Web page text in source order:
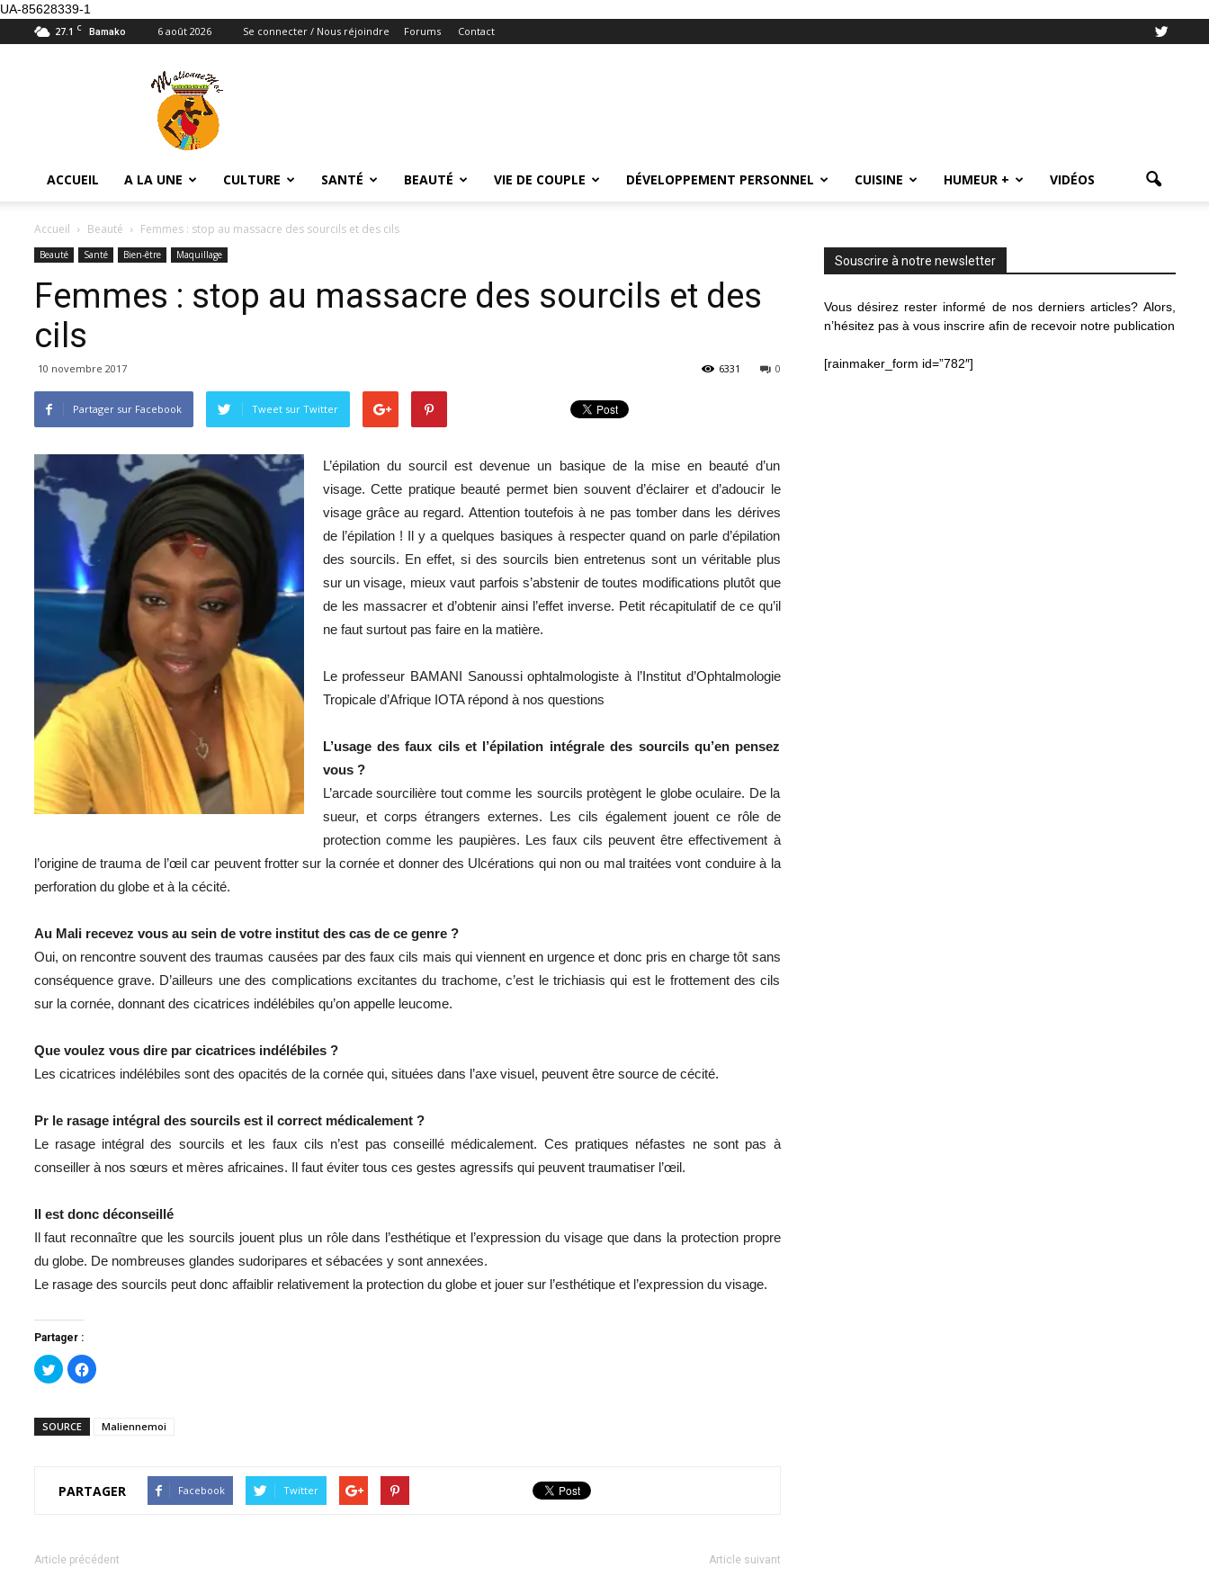
UA-85628339-1
27.1 C Bamako 6 août 2026 Se connecter / Nous réjoindre Forums Contact
Maliennemoi
ACCUEIL A LA UNE CULTURE SANTÉ BEAUTÉ VIE DE COUPLE DÉVELOPPEMENT PERSONNEL CUISINE HUMEUR + VIDÉOS
Accueil Beauté Femmes : stop au massacre des sourcils et des cils
Beauté Santé Bien-être Maquillage
Femmes : stop au massacre des sourcils et des
cils
10 novembre 2017 0
6331
Partager sur Facebook Tweet sur ​​Twitter
L’épilation du sourcil est devenue un basique de la mise en beauté d’un
visage. Cette pratique beauté permet bien souvent d’éclairer et d’adoucir le
visage grâce au regard. Attention toutefois à ne pas tomber dans les dérives
de l’épilation ! Il y a quelques basiques à respecter quand on parle d’épilation
des sourcils. En effet, si des sourcils bien entretenus sont un véritable plus
sur un visage, mieux vaut parfois s’abstenir de toutes modifications plutôt que
de les massacrer et d’obtenir ainsi l’effet inverse. Petit récapitulatif de ce qu’il
ne faut surtout pas faire en la matière.
Le professeur BAMANI Sanoussi ophtalmologiste à l’Institut d’Ophtalmologie
Tropicale d’Afrique IOTA répond à nos questions
L’usage des faux cils et l’épilation intégrale des sourcils qu’en pensez
vous ?
L’arcade sourcilière tout comme les sourcils protègent le globe oculaire. De la
sueur, et corps étrangers externes. Les cils également jouent ce rôle de
protection comme les paupières. Les faux cils peuvent être effectivement à
l’origine de trauma de l’œil car peuvent frotter sur la cornée et donner des Ulcérations qui non ou mal traitées vont conduire à la
perforation du globe et à la cécité.
Au Mali recevez vous au sein de votre institut des cas de ce genre ?
Oui, on rencontre souvent des traumas causées par des faux cils mais qui viennent en urgence et donc pris en charge tôt sans
conséquence grave. D’ailleurs une des complications excitantes du trachome, c’est le trichiasis qui est le frottement des cils
sur la cornée, donnant des cicatrices indélébiles qu’on appelle leucome.
Que voulez vous dire par cicatrices indélébiles ?
Les cicatrices indélébiles sont des opacités de la cornée qui, situées dans l’axe visuel, peuvent être source de cécité.
Pr le rasage intégral des sourcils est il correct médicalement ?
Le rasage intégral des sourcils et les faux cils n’est pas conseillé médicalement. Ces pratiques néfastes ne sont pas à
conseiller à nos sœurs et mères africaines. Il faut éviter tous ces gestes agressifs qui peuvent traumatiser l’œil.
Il est donc déconseillé
Il faut reconnaître que les sourcils jouent plus un rôle dans l’esthétique et l’expression du visage que dans la protection propre
du globe. De nombreuses glandes sudoripares et sébacées y sont annexées.
Le rasage des sourcils peut donc affaiblir relativement la protection du globe et jouer sur l’esthétique et l’expression du visage.
Partager :
Cliquez
pour
partager
dans
une
Cliquez
pour
dans
une
SOURCE Maliennemoi
PARTAGER Facebook Twitter
Article précédent Article suivant
Souscrire à notre newsletter
Vous désirez rester informé de nos derniers articles? Alors,
n’hésitez pas à vous inscrire afin de recevoir notre publication
[rainmaker_form id=”782″]